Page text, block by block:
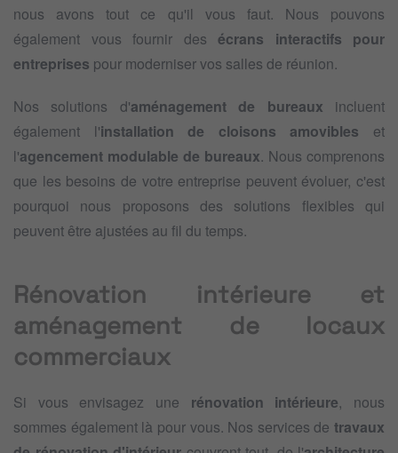
nous avons tout ce qu'il vous faut. Nous pouvons
également vous fournir des écrans interactifs pour
entreprises pour moderniser vos salles de réunion.
Nos solutions d'aménagement de bureaux incluent
également l'installation de cloisons amovibles et
l'agencement modulable de bureaux. Nous comprenons
que les besoins de votre entreprise peuvent évoluer, c'est
pourquoi nous proposons des solutions flexibles qui
peuvent être ajustées au fil du temps.
Rénovation intérieure et
aménagement de locaux
commerciaux
Si vous envisagez une rénovation intérieure, nous
sommes également là pour vous. Nos services de travaux